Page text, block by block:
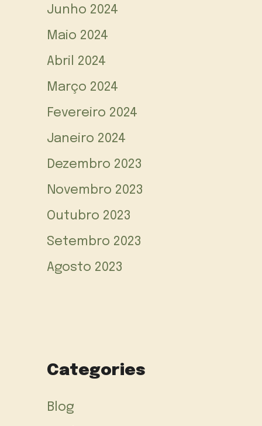
Junho 2024
Maio 2024
Abril 2024
Março 2024
Fevereiro 2024
Janeiro 2024
Dezembro 2023
Novembro 2023
Outubro 2023
Setembro 2023
Agosto 2023
Categories
Blog